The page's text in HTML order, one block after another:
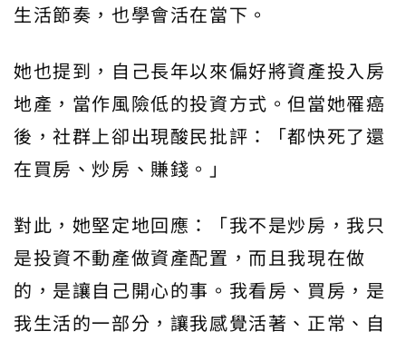
生活節奏，也學會活在當下。
她也提到，自己長年以來偏好將資產投入房
地產，當作風險低的投資方式。但當她罹癌
後，社群上卻出現酸民批評：「都快死了還
在買房、炒房、賺錢。」
對此，她堅定地回應：「我不是炒房，我只
是投資不動產做資產配置，而且我現在做
的，是讓自己開心的事。我看房、買房，是
我生活的一部分，讓我感覺活著、正常、自